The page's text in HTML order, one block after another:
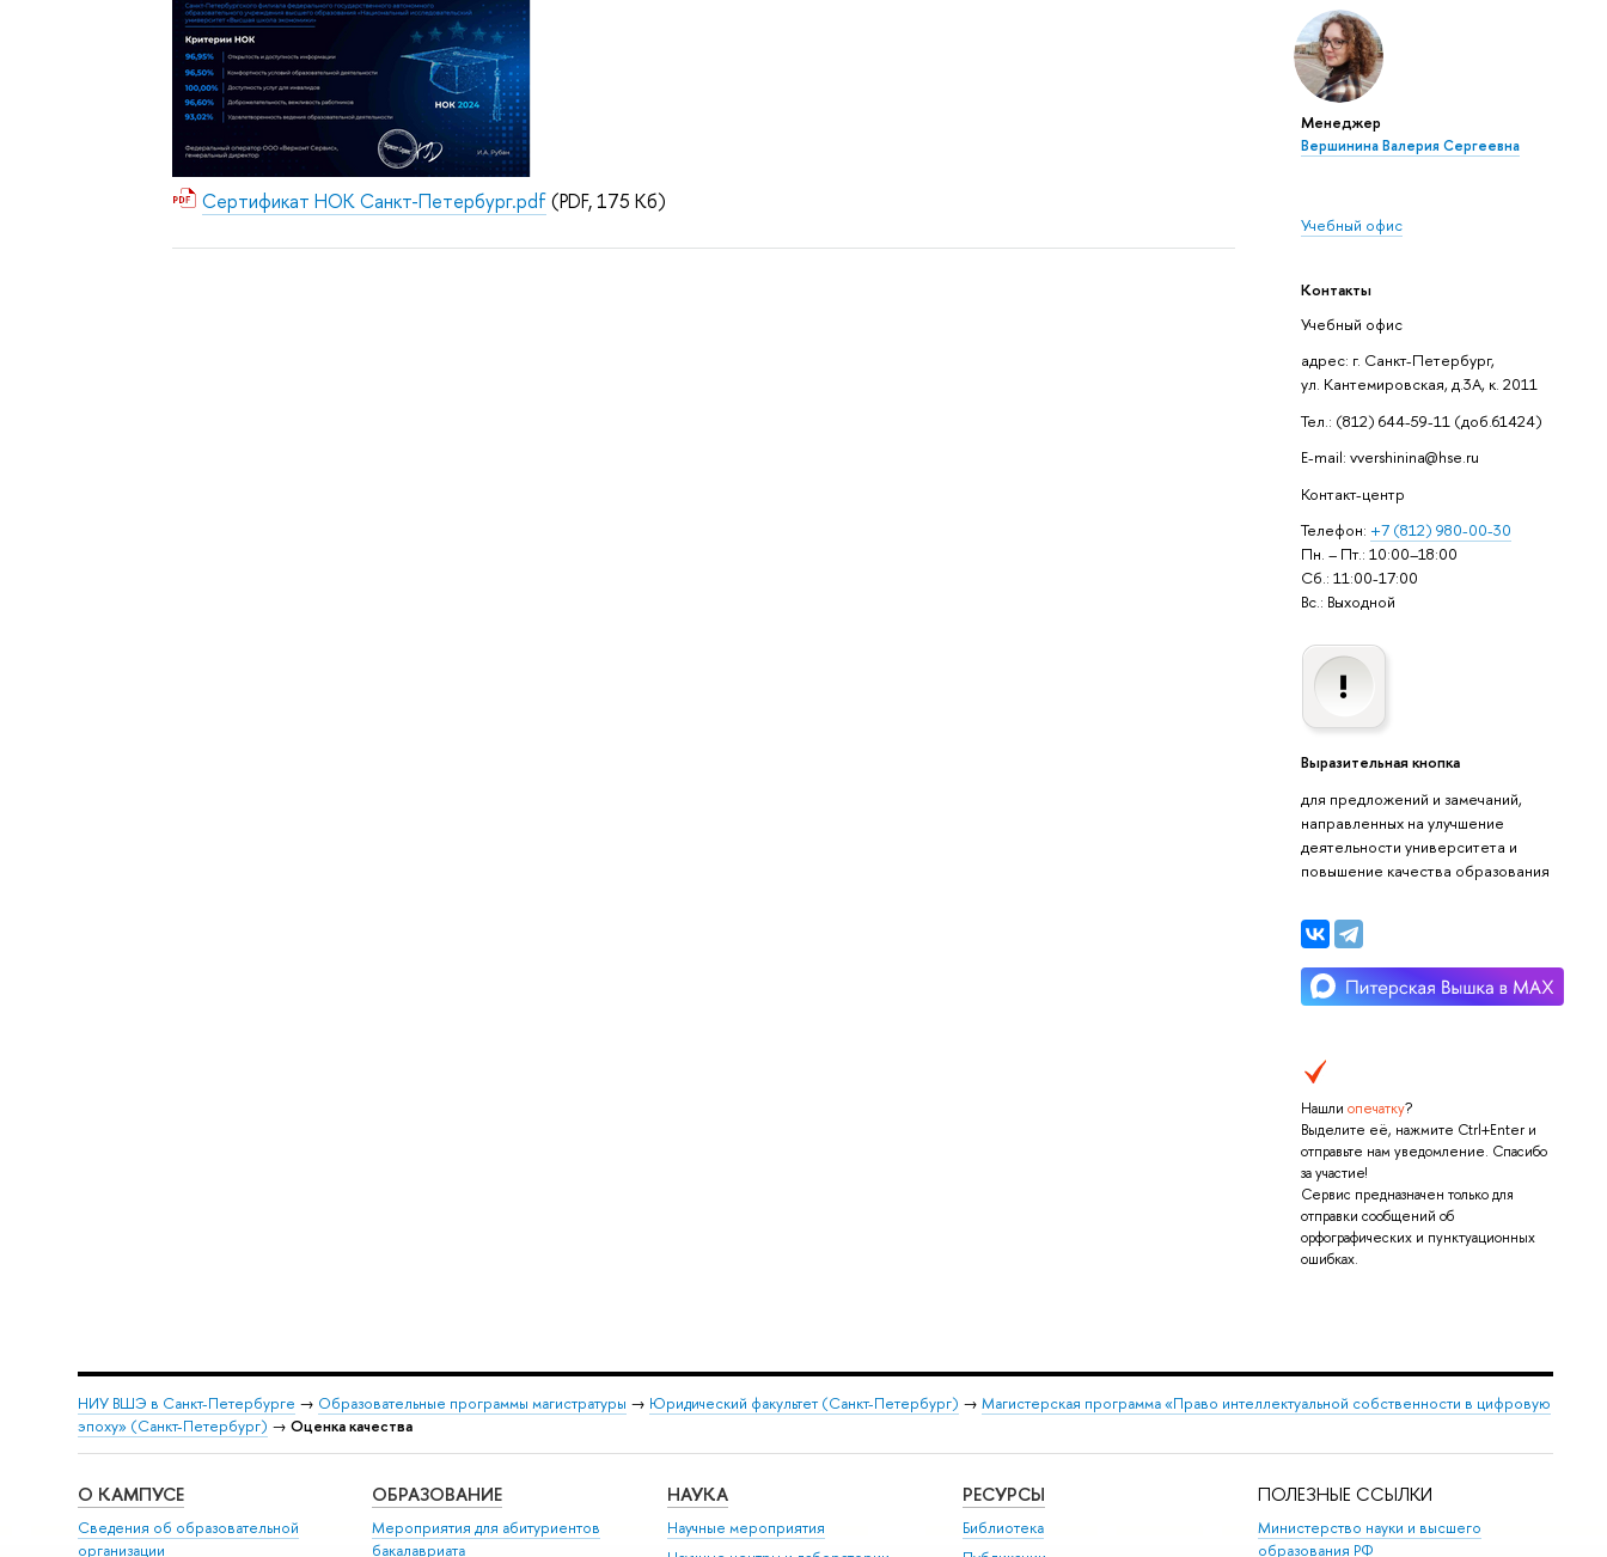
Менеджер
Вершинина Валерия Сергеевна
Учебный офис
Контакты
Учебный офис
адрес: г. Санкт-Петербург,
ул. Кантемировская, д.3А, к. 2011
Тел.: (812) 644-59-11 (доб.61424)
E-mail: vvershinina@hse.ru
Контакт-центр
Телефон: +7 (812) 980-00-30
Пн. – Пт.: 10:00–18:00
Сб.: 11:00-17:00
Вс.: Выходной
Выразительная кнопка
для предложений и замечаний,
направленных на улучшение
деятельности университета и
повышение качества образования
Нашли опечатку?
Выделите её, нажмите Ctrl+Enter и
отправьте нам уведомление. Спасибо
за участие!
Сервис предназначен только для
отправки сообщений об
орфографических и пунктуационных
ошибках.
Сертификат НОК Санкт-Петербург.pdf(PDF, 175 Кб)
НИУ ВШЭ в Санкт-Петербурге → Образовательные программы магистратуры → Юридический факультет (Санкт-Петербург) → Магистерская программа «Право интеллектуальной собственности в цифровую
эпоху» (Санкт-Петербург) → Оценка качества
О КАМПУСЕ
Сведения об образовательной
организации
ОБРАЗОВАНИЕ
Мероприятия для абитуриентов
бакалавриата
НАУКА
Научные мероприятия
РЕСУРСЫ
Библиотека
ПОЛЕЗНЫЕ ССЫЛКИ
Министерство науки и высшего
образования РФ